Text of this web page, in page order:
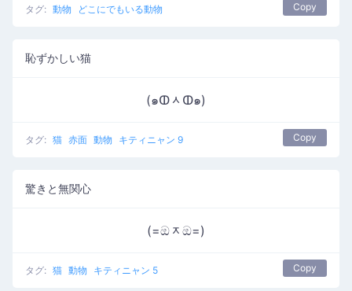
タグ: 動物 どこにでもいる動物 Copy
恥ずかしい猫
(๑ↀᆺↀ๑)
タグ: 猫 赤面 動物 キティニャン 9 Copy
驚きと無関心
(=ඔᆽඔ=)
タグ: 猫 動物 キティニャン 5 Copy